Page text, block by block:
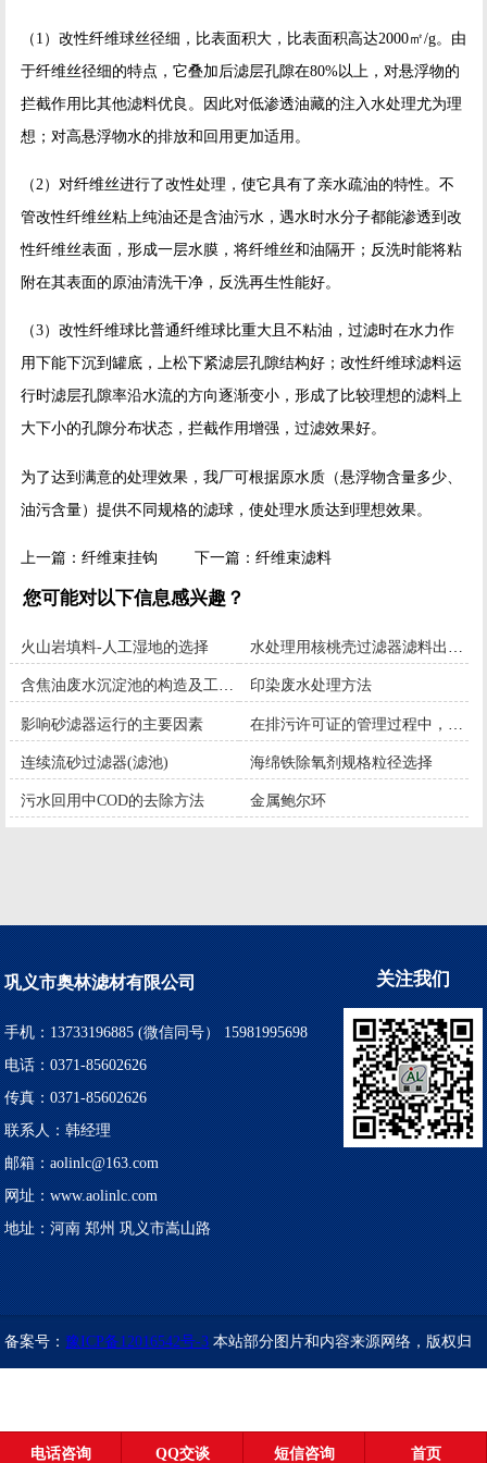
（1）改性纤维球丝径细，比表面积大，比表面积高达2000㎡/g。由
于纤维丝径细的特点，它叠加后滤层孔隙在80%以上，对悬浮物的
拦截作用比其他滤料优良。因此对低渗透油藏的注入水处理尤为理
想；对高悬浮物水的排放和回用更加适用。
（2）对纤维丝进行了改性处理，使它具有了亲水疏油的特性。不
管改性纤维丝粘上纯油还是含油污水，遇水时水分子都能渗透到改
性纤维丝表面，形成一层水膜，将纤维丝和油隔开；反洗时能将粘
附在其表面的原油清洗干净，反洗再生性能好。
（3）改性纤维球比普通纤维球比重大且不粘油，过滤时在水力作
用下能下沉到罐底，上松下紧滤层孔隙结构好；改性纤维球滤料运
行时滤层孔隙率沿水流的方向逐渐变小，形成了比较理想的滤料上
大下小的孔隙分布状态，拦截作用增强，过滤效果好。
为了达到满意的处理效果，我厂可根据原水质（悬浮物含量多少、
油污含量）提供不同规格的滤球，使处理水质达到理想效果。
上一篇： 纤维束挂钩 下一篇： 纤维束滤料
您可能对以下信息感兴趣？
火山岩填料-人工湿地的选择
含焦油废水沉淀池的构造及工作特征 印染废水处理方法
影响砂滤器运行的主要因素
连续流砂过滤器(滤池) 海绵铁除氧剂规格粒径选择
污水回用中COD的去除方法 金属鲍尔环
巩义市奥林滤材有限公司
手机：13733196885 (微信同号） 15981995698
电话：0371-85602626
传真：0371-85602626
联系人：韩经理
邮箱：aolinlc@163.com
网址：www.aolinlc.com
地址：河南 郑州 巩义市嵩山路
关注我们
备案号：豫ICP备12016542号-3 本站部分图片和内容来源网络，版权归
们将立即删除！！
电话咨询 QQ交谈 短信咨询 首页